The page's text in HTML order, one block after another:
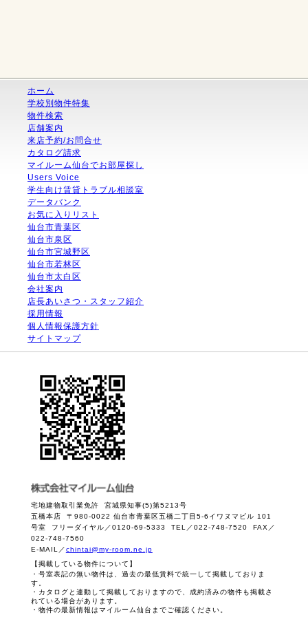
ホーム
学校別物件特集
物件検索
店舗案内
来店予約/お問合せ
カタログ請求
マイルーム仙台でお部屋探し
Users Voice
学生向け賃貸トラブル相談室
データバンク
お気に入りリスト
仙台市青葉区
仙台市泉区
仙台市宮城野区
仙台市若林区
仙台市太白区
会社案内
店長あいさつ・スタッフ紹介
採用情報
個人情報保護方針
サイトマップ
宅地建物取引業免許 宮城県知事(5)第5213号
五橋本店 〒980-0022 仙台市青葉区五橋二丁目5-6イワヌマビル 101
号室 フリーダイヤル／0120-69-5333 TEL／022-748-7520 FAX／
022-748-7560
E-MAIL／chintai@my-room.ne.jp
【掲載している物件について】
・号室表記の無い物件は、過去の最低賃料で統一して掲載しておりま
す。
・カタログと連動して掲載しておりますので、成約済みの物件も掲載さ
れている場合があります。
・物件の最新情報はマイルーム仙台までご確認ください。